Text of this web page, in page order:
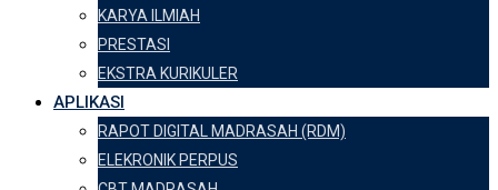
KARYA ILMIAH
PRESTASI
EKSTRA KURIKULER
APLIKASI
RAPOT DIGITAL MADRASAH (RDM)
ELEKRONIK PERPUS